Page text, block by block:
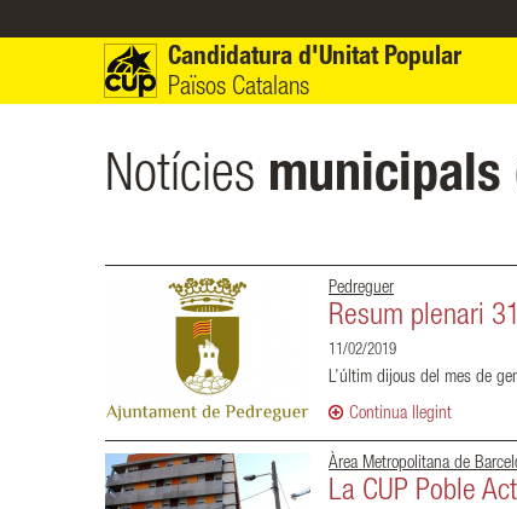
Candidatura d'Unitat Popular
Països Catalans
Notícies municipals
Pedreguer
Resum plenari
11/02/2019
L’últim dijous del mes de
Continua llegint
Àrea Metropolitana de
La CUP Poble